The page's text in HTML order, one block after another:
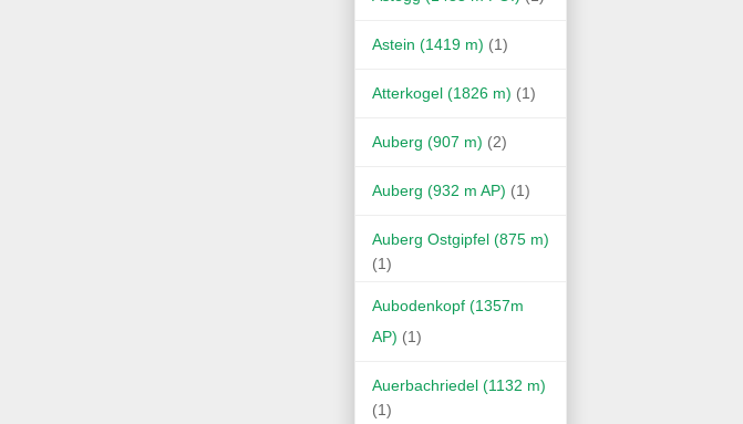
Astein (1419 m) (1)
Atterkogel (1826 m) (1)
Auberg (907 m) (2)
Auberg (932 m AP) (1)
Auberg Ostgipfel (875 m)
(1)
Aubodenkopf (1357m
AP) (1)
Auerbachriedel (1132 m)
(1)